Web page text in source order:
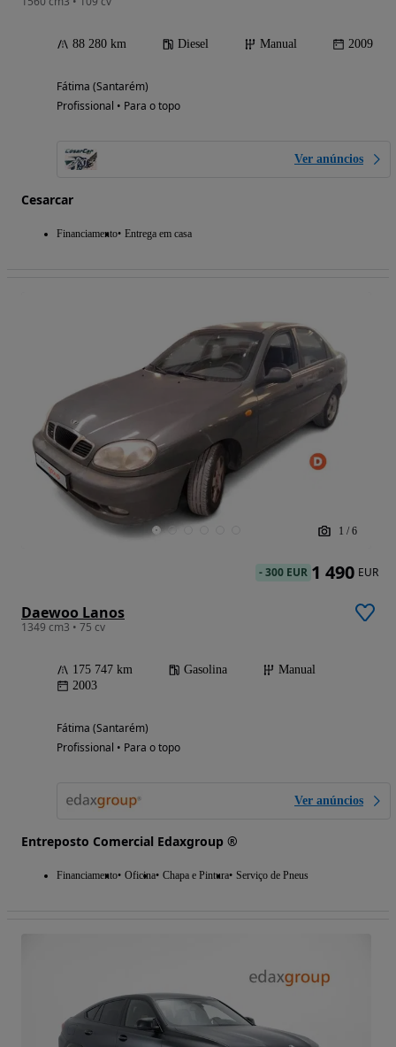
88 280 km Diesel Manual 2009
Fátima (Santarém)
Profissional • Para o topo
Ver anúncios
Cesarcar
Financiamento Entrega em casa
1 / 6
Daewoo Lanos
1349 cm3 • 75 cv
175 747 km Gasolina
Manual
2003
Fátima (Santarém)
Profissional • Para o topo
Ver anúncios
Entreposto Comercial Edaxgroup ®
Financiamento Oficina Chapa e Pintura Serviço de Pneus
-300 EUR 1 490 EUR